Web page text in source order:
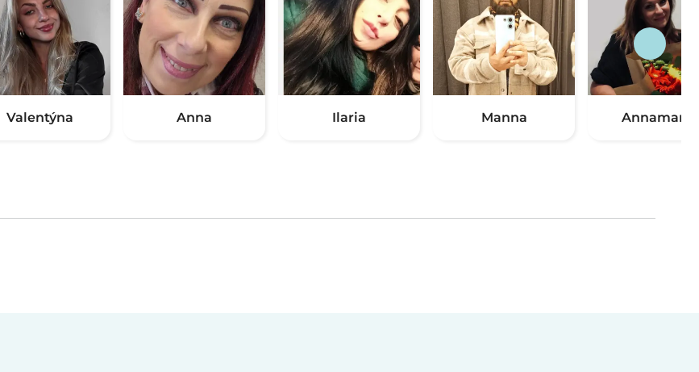
Valentýna Anna Ilaria Manna Annamaria